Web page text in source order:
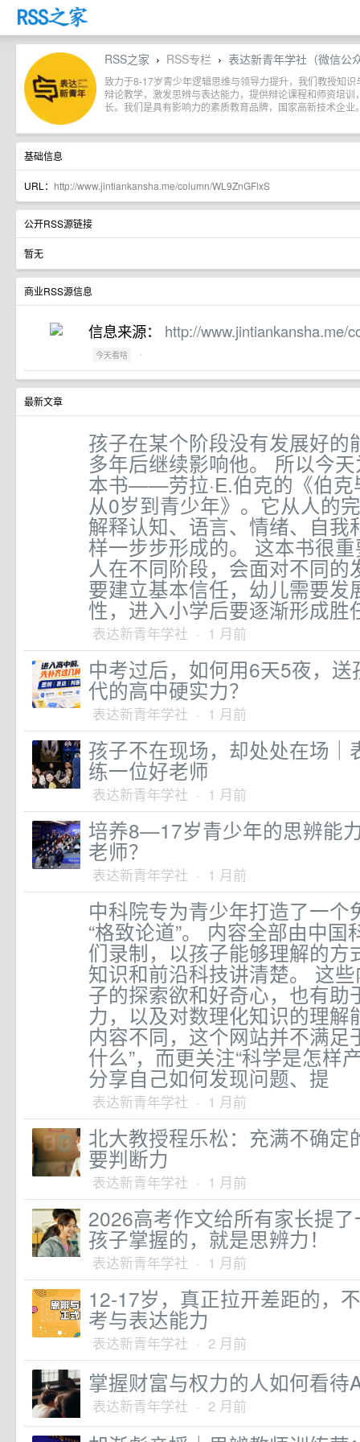
RSS之家 › RSS专栏 › 表达新青年学社（微信公
致力于8-17岁青少年逻辑思维与领导力提升，我们教授知
辩论教学，激发思辨与表达能力，提供辩论课程和师资培
长。我们是具有影响力的素质教育品牌，国家高新技术企业
基础信息
URL： http://www.jintiankansha.me/column/WL9ZnGFlxS
公开RSS源链接
暂无
商业RSS源信息
信息来源： http://www.jintiankansha.me/
今天看啥 ·
最新文章
孩子在某个阶段没有发展好的
多年后继续影响他。 所以今
本书——劳拉·E.伯克的《伯克
从0岁到青少年》。它从人的
解释认知、语言、情绪、自我
样一步步形成的。 这本书很
人在不同阶段，会面对不同的
要建立基本信任，幼儿需要发
性，进入小学后要逐渐形成胜
表达新青年学社 · 1 月前
中考过后，如何用6天5夜，
代的高中硬实力？
表达新青年学社 · 1 月前
孩子不在现场，却处处在场｜
练一位好老师
表达新青年学社 · 1 月前
培养8—17岁青少年的思辨能
老师？
表达新青年学社 · 1 月前
中科院专为青少年打造了一
“格致论道”。 内容全部由中
们录制，以孩子能够理解的方
知识和前沿科技讲清楚。 这
子的探索欲和好奇心，也有助
力，以及对数理化知识的理解
内容不同，这个网站并不满足
什么”，而更关注“科学是怎样
分享自己如何发现问题、提
表达新青年学社 · 1 月前
北大教授程乐松：充满不确定
要判断力
表达新青年学社 · 1 月前
2026高考作文给所有家长提
孩子掌握的，就是思辨力！
表达新青年学社 · 1 月前
12-17岁，真正拉开差距的，
考与表达能力
表达新青年学社 · 2 月前
掌握财富与权力的人如何看待
表达新青年学社 · 2 月前